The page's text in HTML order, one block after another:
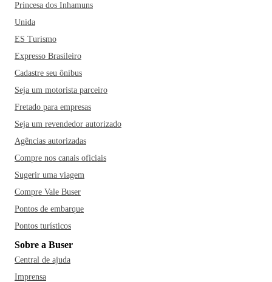
Princesa dos Inhamuns
Unida
ES Turismo
Expresso Brasileiro
Cadastre seu ônibus
Seja um motorista parceiro
Fretado para empresas
Seja um revendedor autorizado
Agências autorizadas
Compre nos canais oficiais
Sugerir uma viagem
Compre Vale Buser
Pontos de embarque
Pontos turísticos
Sobre a Buser
Central de ajuda
Imprensa